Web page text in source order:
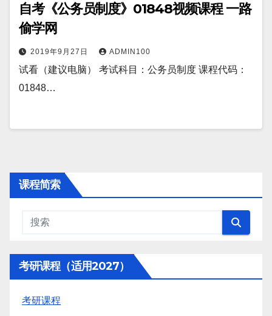
自考《公务员制度》01848视频课程 一路
偷学网
2019年9月27日 ADMIN100
试看（建议电脑） 考试科目：公务员制度 课程代码：
01848…
课程简索
考研课程（适用2027）
考研课程